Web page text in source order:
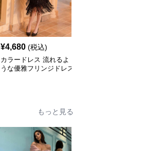
¥4,680 (税込)
カラードレス 流れるよ
うな優雅フリンジドレス
もっと見る